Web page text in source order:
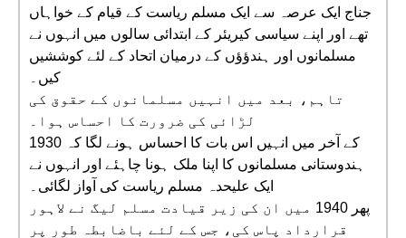
جناج ایک عرصہ سے ایک مسلم ریاست کے قیام کے خواہاں
تھے اور اپنے سیاسی کیریئر کے ابتدائی سالوں میں انہوں نے
مسلمانوں اور ہندؤؤں کے درمیان اتحاد کے لئے کوششیں
کیں۔
تاہم، بعد میں انہیں مسلمانوں کے حقوق کی
لڑائی کی ضرورت کا احساس ہوا۔
1930 کے آخر میں انہیں اس بات کا احساس ہونے لگا کہ
ہندوستانی مسلمانوں کا اپنا ملک ہونا چاہئے اور انہوں نے
ایک علیحدہ مسلم ریاست کی آواز لگائی۔
پھر 1940 میں ان کی زیر قیادت مسلم لیگ نے لاہور
قرارداد پاس کی، جس کے لئے باضابطہ طور پر